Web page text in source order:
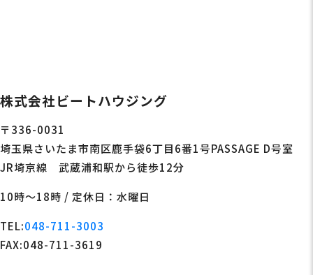
株式会社ビートハウジング
〒336-0031
埼玉県さいたま市南区鹿手袋6丁目6番1号PASSAGE D号室
JR埼京線 武蔵浦和駅から徒歩12分
10時〜18時 / 定休日：水曜日
TEL:048-711-3003
FAX:048-711-3619